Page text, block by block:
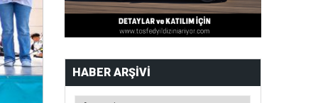
HABER ARŞIVI